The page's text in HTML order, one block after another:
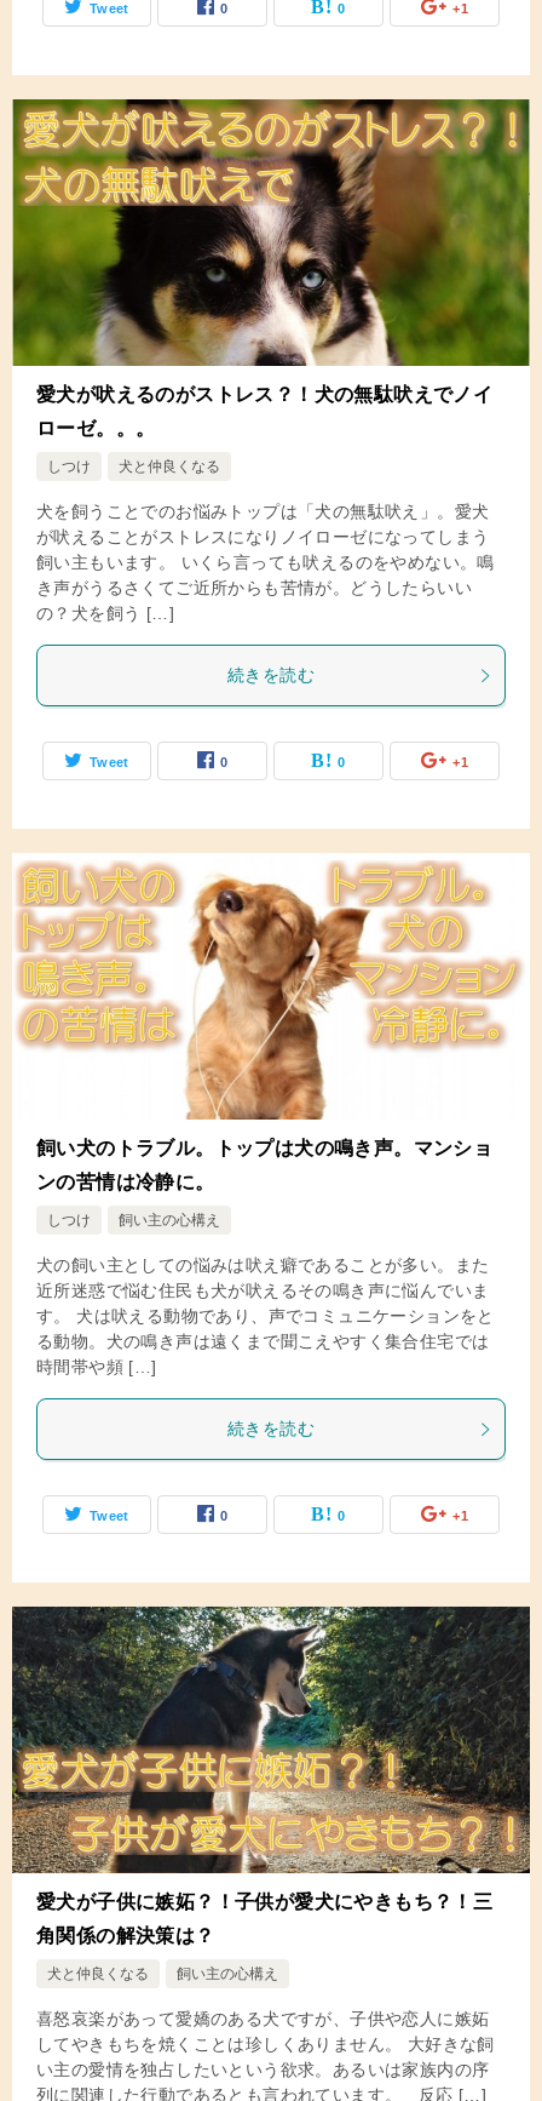
Tweet 0 0 +1
愛犬が吠えるのがストレス？！犬の無駄吠えでノイ
ローゼ。。。
しつけ 犬と仲良くなる
犬を飼うことでのお悩みトップは「犬の無駄吠え」。愛犬
が吠えることがストレスになりノイローゼになってしまう
飼い主もいます。 いくら言っても吠えるのをやめない。鳴
き声がうるさくてご近所からも苦情が。どうしたらいい
の？犬を飼う […]
続きを読む
Tweet 0 0 +1
飼い犬のトラブル。トップは犬の鳴き声。マンショ
ンの苦情は冷静に。
しつけ 飼い主の心構え
犬の飼い主としての悩みは吠え癖であることが多い。また
近所迷惑で悩む住民も犬が吠えるその鳴き声に悩んでいま
す。 犬は吠える動物であり、声でコミュニケーションをと
る動物。犬の鳴き声は遠くまで聞こえやすく集合住宅では
時間帯や頻 […]
続きを読む
Tweet 0 0 +1
愛犬が子供に嫉妬？！子供が愛犬にやきもち？！三
角関係の解決策は？
犬と仲良くなる 飼い主の心構え
喜怒哀楽があって愛嬌のある犬ですが、子供や恋人に嫉妬
してやきもちを焼くことは珍しくありません。 大好きな飼
い主の愛情を独占したいという欲求。あるいは家族内の序
列に関連した行動であるとも言われています。 反応 […]